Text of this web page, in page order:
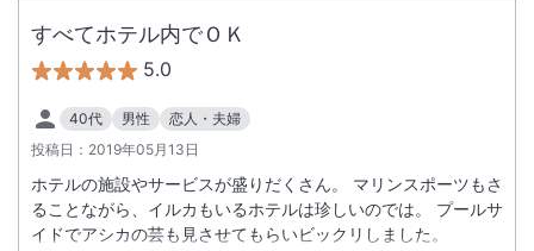
すべてホテル内でＯＫ
5.0
40代 男性
恋人・夫婦
投稿日： 2019年05月13日
ホテルの施設やサービスが盛りだくさん。 マリンスポーツもさ
ることながら、イルカもいるホテルは珍しいのでは。 プールサ
イドでアシカの芸も見させてもらいビックリしました。